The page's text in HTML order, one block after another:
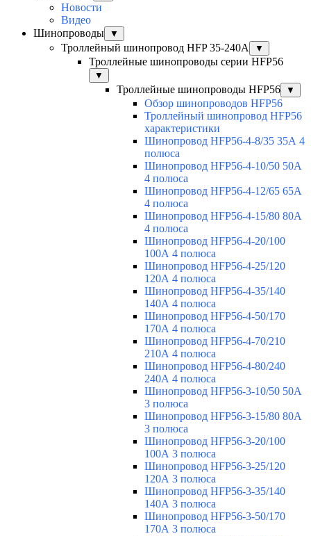
Новости
Видео
Шинопроводы
▼
Троллейный шинопровод HFP 35-240А ▼
Троллейные шинопроводы серии HFP56
▼
Троллейные шинопроводы HFP56 ▼
Обзор шинопроводов HFP56
Троллейный шинопровод HFP56
характеристики
Шинопровод HFP56-4-8/35 35А 4
полюса
Шинопровод HFP56-4-10/50 50А
4 полюса
Шинопровод HFP56-4-12/65 65А
4 полюса
Шинопровод HFP56-4-15/80 80А
4 полюса
Шинопровод HFP56-4-20/100
100А 4 полюса
Шинопровод HFP56-4-25/120
120А 4 полюса
Шинопровод HFP56-4-35/140
140А 4 полюса
Шинопровод HFP56-4-50/170
170А 4 полюса
Шинопровод HFP56-4-70/210
210А 4 полюса
Шинопровод HFP56-4-80/240
240А 4 полюса
Шинопровод HFP56-3-10/50 50А
3 полюса
Шинопровод HFP56-3-15/80 80А
3 полюса
Шинопровод HFP56-3-20/100
100А 3 полюса
Шинопровод HFP56-3-25/120
120А 3 полюса
Шинопровод HFP56-3-35/140
140А 3 полюса
Шинопровод HFP56-3-50/170
170А 3 полюса